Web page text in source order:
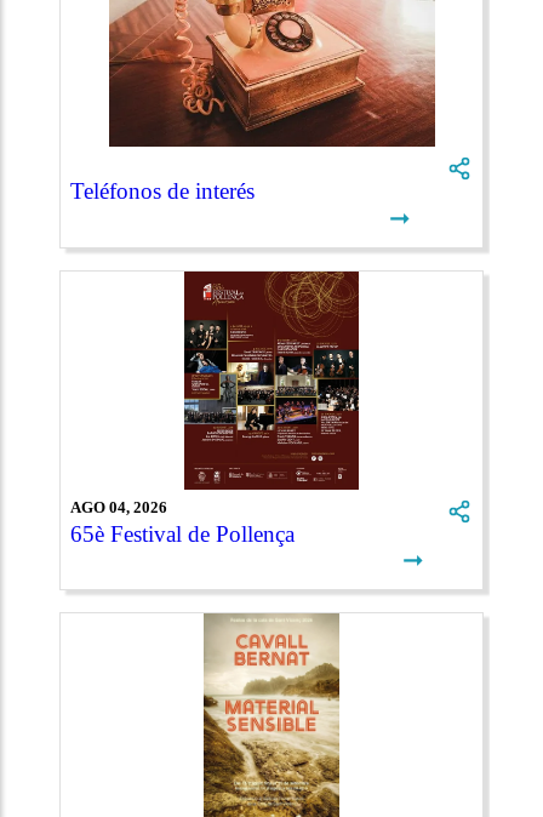
Teléfonos de interés
➞
AGO 04, 2026
65è Festival de Pollença
➞